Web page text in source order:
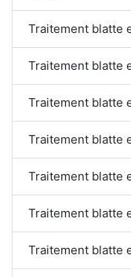
Traitement blatte
Traitement blatte
Traitement blatte
Traitement blatte
Traitement blatte
Traitement blatte
Traitement blatte